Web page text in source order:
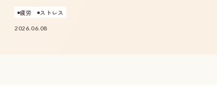
疲労 ストレス
2026.06.08